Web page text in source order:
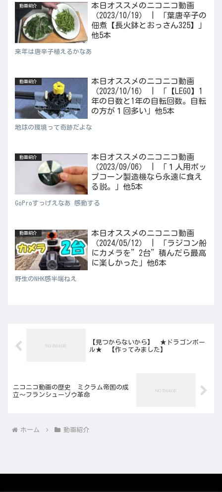
動画紹介
本日オススメのニコニコ動画
（2023/10/19） | 「葉唐辛子の
佃煮【長火鉢とおっさん325】」
他5本
来年は唐辛子植えるかなあ
動画紹介
本日オススメのニコニコ動画
（2023/10/16） | 「【LEGO】1
年の日数と1年の自転回数。自転
の方が１回多い」他5本
地球の環境って奇跡だよな
動画紹介
本日オススメのニコニコ動画
（2023/09/06） | 「１人用ポッ
プコーン製造機なら永遠に食え
る説。」他5本
GoProすっげえなあ 感動する
動画紹介
本日オススメのニコニコ動画
（2024/05/12） | 「ラジコン船
にカメラを”2台”積んだら最高
に楽しかった」他6本
野生のNHK感半端ねえ
【見つからないから】 ★ドラゴンボー
ル★ 【作ってみました】
ニコニコ動画の歴史 ミクラム帝国の成
立～フランシューゾウ革命
ホーム 動画紹介